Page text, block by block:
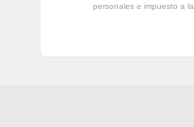
personales e impuesto a